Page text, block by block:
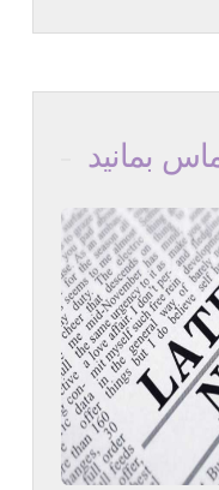
بمانید